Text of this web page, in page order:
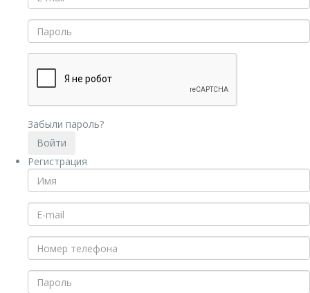
Забыли пароль?
Регистрация